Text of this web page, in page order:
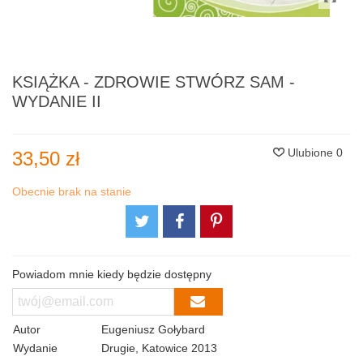
KSIĄŻKA - ZDROWIE STWÓRZ SAM -
WYDANIE II
33,50 zł Ulubione 0
Obecnie brak na stanie
Powiadom mnie kiedy będzie dostępny
Autor
Eugeniusz Gołybard
Wydanie
Drugie, Katowice 2013